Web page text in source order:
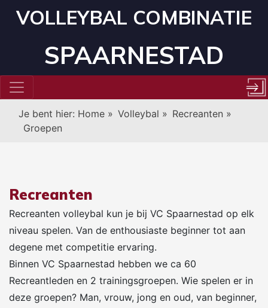
VOLLEYBAL COMBINATIE
SPAARNESTAD
Je bent hier: Home » Volleybal » Recreanten »
Groepen
Recreanten
Recreanten volleybal kun je bij VC Spaarnestad op elk
niveau spelen. Van de enthousiaste beginner tot aan
degene met competitie ervaring.
Binnen VC Spaarnestad hebben we ca 60
Recreantleden en 2 trainingsgroepen. Wie spelen er in
deze groepen? Man, vrouw, jong en oud, van beginner,